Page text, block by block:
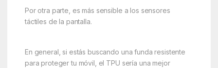
Por otra parte, es más sensible a los sensores
táctiles de la pantalla.
En general, si estás buscando una funda resistente
para proteger tu móvil, el TPU sería una mejor